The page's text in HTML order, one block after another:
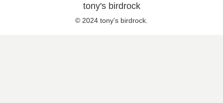
tony's birdrock
© 2024 tony's birdrock.